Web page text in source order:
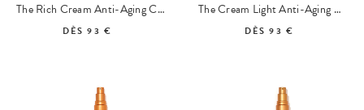
The Rich Cream Anti-Aging Cream
DÈS93 €
The Cream Light Anti-Aging Cream
DÈS93 €